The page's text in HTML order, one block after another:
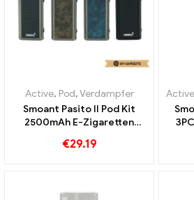
Active, Pod,Verdampfer
Smoant Pasito II Pod Kit
2500mAh E-Zigaretten
€29.19
Active